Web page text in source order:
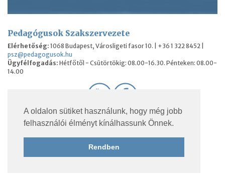
A oldalon sütiket használunk, hogy még jobb
felhasználói élményt kínálhassunk Önnek.
Rendben
Pedagógusok Szakszervezete
Elérhetőség: 1068 Budapest, Városligeti fasor 10. | +36 1 322 8452 |
psz@pedagogusok.hu
Ügyfélfogadás: Hétfőtől - Csütörtökig: 08.00-16.30. Pénteken: 08.00-
14.00
© 2026 Pedagógusok Szakszervezete. Minden jog
fenntartva.